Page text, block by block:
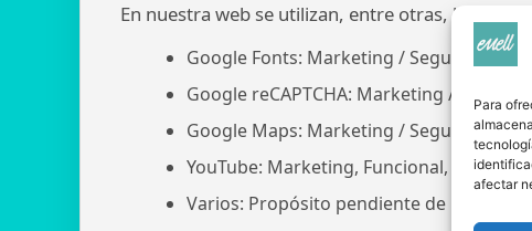
Para
afectar
En nuestra web se utilizan, entre otras, las
Google Fonts: Marketing / Seguimiento
Google reCAPTCHA: Marketing /
Google Maps: Marketing / Seguimiento
YouTube: Marketing, Funcional,
Varios: Propósito pendiente de